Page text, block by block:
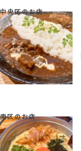
中央区のお店
南区のお店